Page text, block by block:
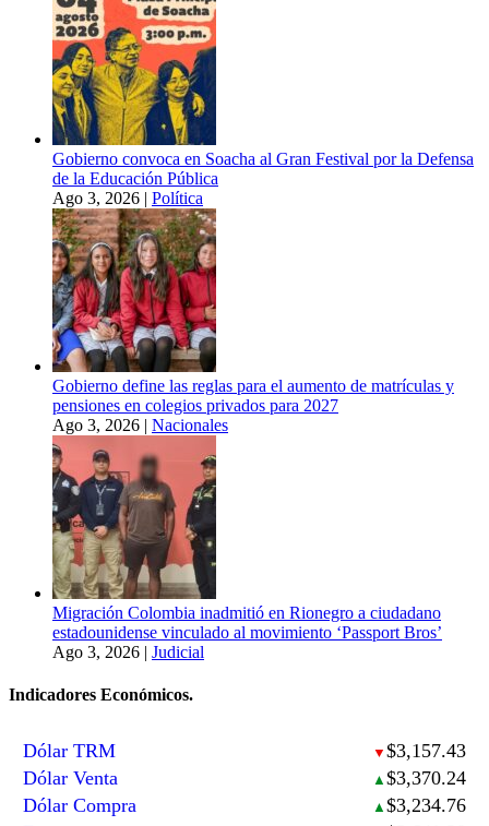
Gobierno convoca en Soacha al Gran Festival por la Defensa
de la Educación Pública
Ago 3, 2026 | Política
Gobierno define las reglas para el aumento de matrículas y
pensiones en colegios privados para 2027
Ago 3, 2026 | Nacionales
Migración Colombia inadmitió en Rionegro a ciudadano
estadounidense vinculado al movimiento ‘Passport Bros’
Ago 3, 2026 | Judicial
Indicadores Económicos.
Dólar TRM ▼ $3,157.43
Dólar Venta
▲ $3,370.24
Dólar Compra
▲ $3,234.76